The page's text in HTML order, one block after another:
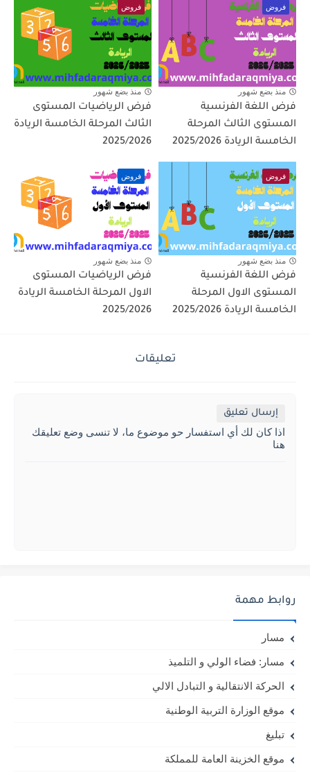
فروض
منذ بضع شهور
فرض اللغة الفرنسية
المستوى الثالث المرحلة
الخامسة الريادة 2025/2026
فروض
منذ بضع شهور
فرض الرياضيات المستوى
الثالث المرحلة الخامسة الريادة
2025/2026
فروض
منذ بضع شهور
فرض اللغة الفرنسية
المستوى الاول المرحلة
الخامسة الريادة 2025/2026
فروض
منذ بضع شهور
فرض الرياضيات المستوى
الاول المرحلة الخامسة الريادة
2025/2026
تعليقات
إرسال تعليق
اذا كان لك أي استفسار حو موضوع ما، لا تنسى وضع تعليقك
هنا
روابط مهمة
مسار
مسار: فضاء الولي و التلميذ
الحركة الانتقالية و التبادل الالي
موقع الوزارة التربية الوطنية
تبليغ
موقع الخزينة العامة للمملكة